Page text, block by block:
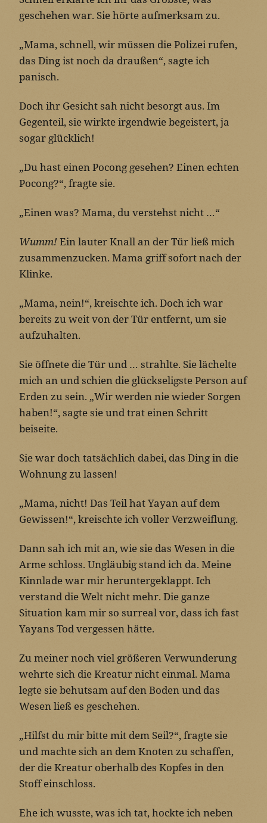
geschehen war. Sie hörte aufmerksam zu.
„Mama, schnell, wir müssen die Polizei rufen,
das Ding ist noch da draußen“, sagte ich
panisch.
Doch ihr Gesicht sah nicht besorgt aus. Im
Gegenteil, sie wirkte irgendwie begeistert, ja
sogar glücklich!
„Du hast einen Pocong gesehen? Einen echten
Pocong?“, fragte sie.
„Einen was? Mama, du verstehst nicht …“
Wumm!Ein lauter Knall an der Tür ließ mich
zusammenzucken. Mama griff sofort nach der
Klinke.
„Mama, nein!“, kreischte ich. Doch ich war
bereits zu weit von der Tür entfernt, um sie
aufzuhalten.
Sie öffnete die Tür und … strahlte. Sie lächelte
mich an und schien die glückseligste Person auf
Erden zu sein. „Wir werden nie wieder Sorgen
haben!“, sagte sie und trat einen Schritt
beiseite.
Sie war doch tatsächlich dabei, das Ding in die
Wohnung zu lassen!
„Mama, nicht! Das Teil hat Yayan auf dem
Gewissen!“, kreischte ich voller Verzweiflung.
Dann sah ich mit an, wie sie das Wesen in die
Arme schloss. Ungläubig stand ich da. Meine
Kinnlade war mir heruntergeklappt. Ich
verstand die Welt nicht mehr. Die ganze
Situation kam mir so surreal vor, dass ich fast
Yayans Tod vergessen hätte.
Zu meiner noch viel größeren Verwunderung
wehrte sich die Kreatur nicht einmal. Mama
legte sie behutsam auf den Boden und das
Wesen ließ es geschehen.
„Hilfst du mir bitte mit dem Seil?“, fragte sie
und machte sich an dem Knoten zu schaffen,
der die Kreatur oberhalb des Kopfes in den
Stoff einschloss.
Ehe ich wusste, was ich tat, hockte ich neben